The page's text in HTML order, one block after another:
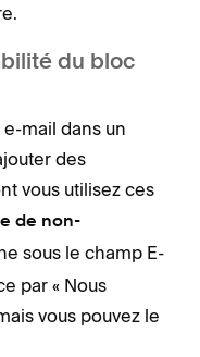
du bloc
mail dans un
des
vous utilisez ces
de non-
sous le champ E-
par « Nous
vous pouvez le